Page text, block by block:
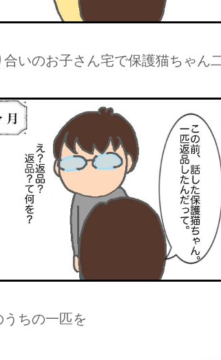
合いのお子さん宅で保護猫ちゃん
うちの一匹を